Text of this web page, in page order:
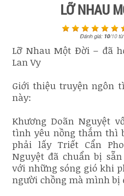
LỠ NHAU
Đánh giá: 10/10từ
Lỡ Nhau Một Đời – đã
Lan Vy
Giới thiệu truyện ngôn
này:
Khương Doãn Nguyệt
tình yêu nồng thắm thì
phải lấy Triết Cẩn
Nguyệt đã chuẩn bị
với những sóng gió khi
người chồng mà mình bị